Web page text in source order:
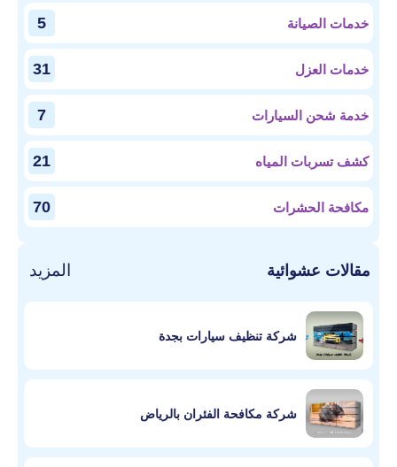
خدمات الصيانة 5
خدمات العزل 31
خدمة شحن السيارات 7
كشف تسربات المياه 21
مكافحة الحشرات 70
مقالات عشوائية المزيد
شركة تنظيف سيارات بجدة
شركة مكافحة الفئران بالرياض